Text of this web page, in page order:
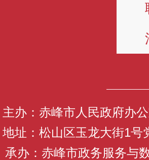
主办：赤峰市人民政府办
地址：松山区玉龙大街1
承办：赤峰市政务服务与